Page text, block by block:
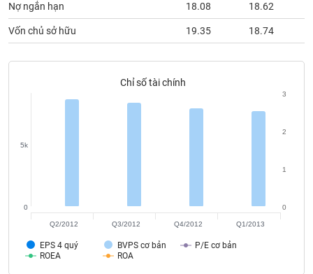
Nợ ngắn hạn 18.08 18.62
Vốn chủ sở hữu 19.35 18.74
Chỉ số tài chính
EPS 4 quý BVPS cơ bản
P/E cơ bản
ROEA
ROA
0
5k
0
1
2
3
Q2/2012 Q3/2012 Q4/2012 Q1/2013
Thuật
Dịch
Sách